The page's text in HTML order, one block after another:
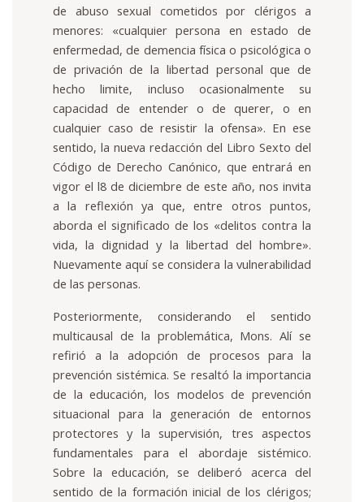
de abuso sexual cometidos por clérigos a
menores: «cualquier persona en estado de
enfermedad, de demencia física o psicológica o
de privación de la libertad personal que de
hecho limite, incluso ocasionalmente su
capacidad de entender o de querer, o en
cualquier caso de resistir la ofensa». En ese
sentido, la nueva redacción del Libro Sexto del
Código de Derecho Canónico, que entrará en
vigor el l8 de diciembre de este año, nos invita
a la reflexión ya que, entre otros puntos,
aborda el significado de los «delitos contra la
vida, la dignidad y la libertad del hombre».
Nuevamente aquí se considera la vulnerabilidad
de las personas.
Posteriormente, considerando el sentido
multicausal de la problemática, Mons. Alí se
refirió a la adopción de procesos para la
prevención sistémica. Se resaltó la importancia
de la educación, los modelos de prevención
situacional para la generación de entornos
protectores y la supervisión, tres aspectos
fundamentales para el abordaje sistémico.
Sobre la educación, se deliberó acerca del
sentido de la formación inicial de los clérigos;